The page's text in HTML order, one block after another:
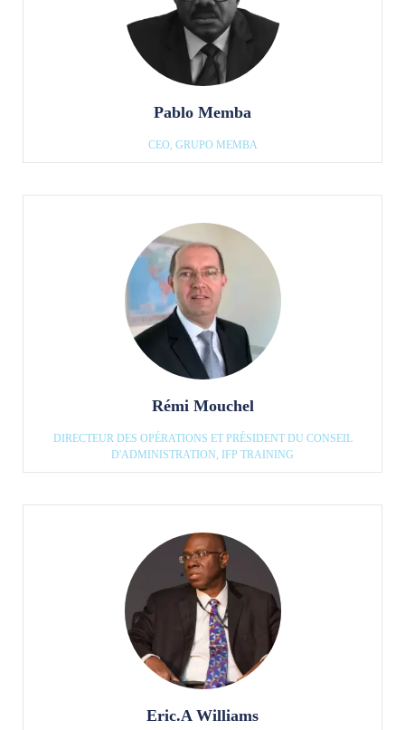
Pablo Memba
CEO, GRUPO MEMBA
Rémi Mouchel
DIRECTEUR DES OPÉRATIONS ET PRÉSIDENT DU CONSEIL
D'ADMINISTRATION, IFP TRAINING
Eric.A Williams